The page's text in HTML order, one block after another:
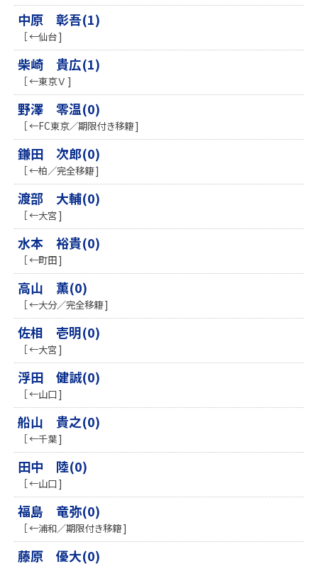
中原 彰吾(1)
［ ←仙台 ]
柴崎 貴広(1)
［ ←東京Ｖ ]
野澤 零温(0)
［ ←FC東京／期限付き移籍 ]
鎌田 次郎(0)
［ ←柏／完全移籍 ]
渡部 大輔(0)
［ ←大宮 ]
水本 裕貴(0)
［ ←町田 ]
高山 薫(0)
［ ←大分／完全移籍 ]
佐相 壱明(0)
［ ←大宮 ]
浮田 健誠(0)
［ ←山口 ]
船山 貴之(0)
［ ←千葉 ]
田中 陸(0)
［ ←山口 ]
福島 竜弥(0)
［ ←浦和／期限付き移籍 ]
藤原 優大(0)